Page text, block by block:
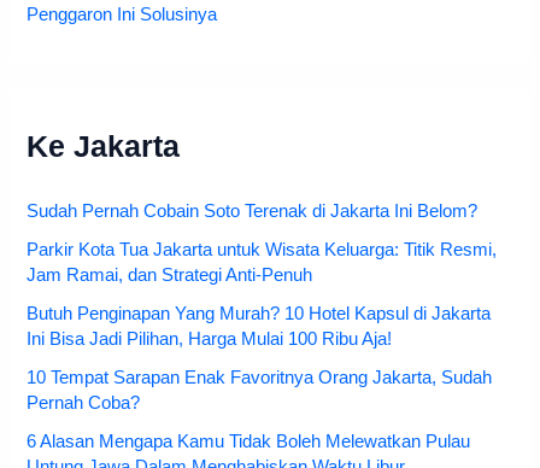
Penggaron Ini Solusinya
Ke Jakarta
Sudah Pernah Cobain Soto Terenak di Jakarta Ini Belom?
Parkir Kota Tua Jakarta untuk Wisata Keluarga: Titik Resmi,
Jam Ramai, dan Strategi Anti-Penuh
Butuh Penginapan Yang Murah? 10 Hotel Kapsul di Jakarta
Ini Bisa Jadi Pilihan, Harga Mulai 100 Ribu Aja!
10 Tempat Sarapan Enak Favoritnya Orang Jakarta, Sudah
Pernah Coba?
6 Alasan Mengapa Kamu Tidak Boleh Melewatkan Pulau